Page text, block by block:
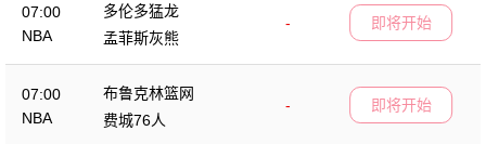
07:00
NBA
多伦多猛龙
-
孟菲斯灰熊
即将开始
07:00
NBA
布鲁克林篮网
-
费城76人
即将开始